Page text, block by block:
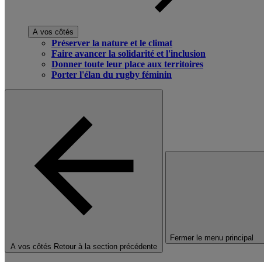
A vos côtés
Préserver la nature et le climat
Faire avancer la solidarité et l'inclusion
Donner toute leur place aux territoires
Porter l'élan du rugby féminin
A vos côtés Retour à la section précédente
Fermer le menu principal